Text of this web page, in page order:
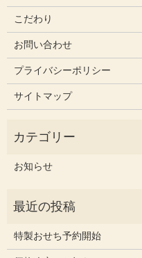
こだわり
お問い合わせ
プライバシーポリシー
サイトマップ
お知らせ
特製おせち予約開始